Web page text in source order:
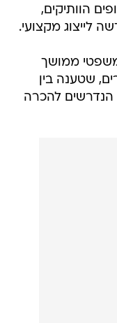
הוותיקים,
לייצוג מקצועי.
ממושך
שטענה בין
הנדרשים להכרה